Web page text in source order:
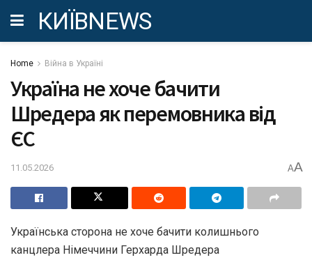
КИЇВNEWS
Home Війна в Україні
Україна не хоче бачити
Шредера як перемовника від
ЄС
11.05.2026 AA
Українська сторона не хоче бачити колишнього
канцлера Німеччини Герхарда Шредера